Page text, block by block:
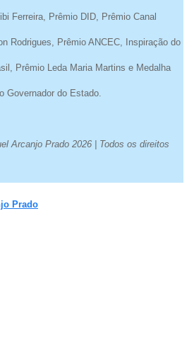
Ferreira, Prêmio DID, Prêmio Canal
Rodrigues, Prêmio ANCEC, Inspiração do
Prêmio Leda Maria Martins e Medalha
Governador do Estado.
Arcanjo Prado 2026 | Todos os direitos
Prado